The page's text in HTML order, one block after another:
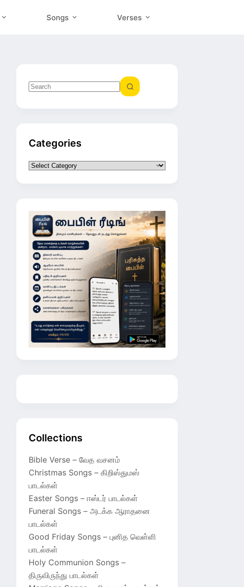
Songs Verses
Categories
Categories
Collections
Bible Verse – வேத வசனம்
Christmas Songs – கிறிஸ்துமஸ்
பாடல்கள்
Easter Songs – ஈஸ்டர் பாடல்கள்
Funeral Songs – அடக்க ஆராதனை
பாடல்கள்
Good Friday Songs – புனித வெள்ளி
பாடல்கள்
Holy Communion Songs –
திருவிருந்து பாடல்கள்